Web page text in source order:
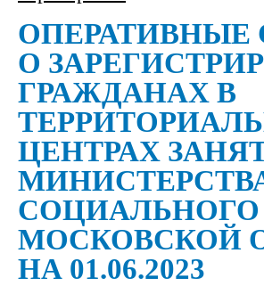
ОПЕРАТИВНЫЕ
О
ГРАЖДАНАХ В
ЦЕНТРАХ
СОЦИАЛЬНОГО
МОСКОВСКОЙ
НА 01.06.2023